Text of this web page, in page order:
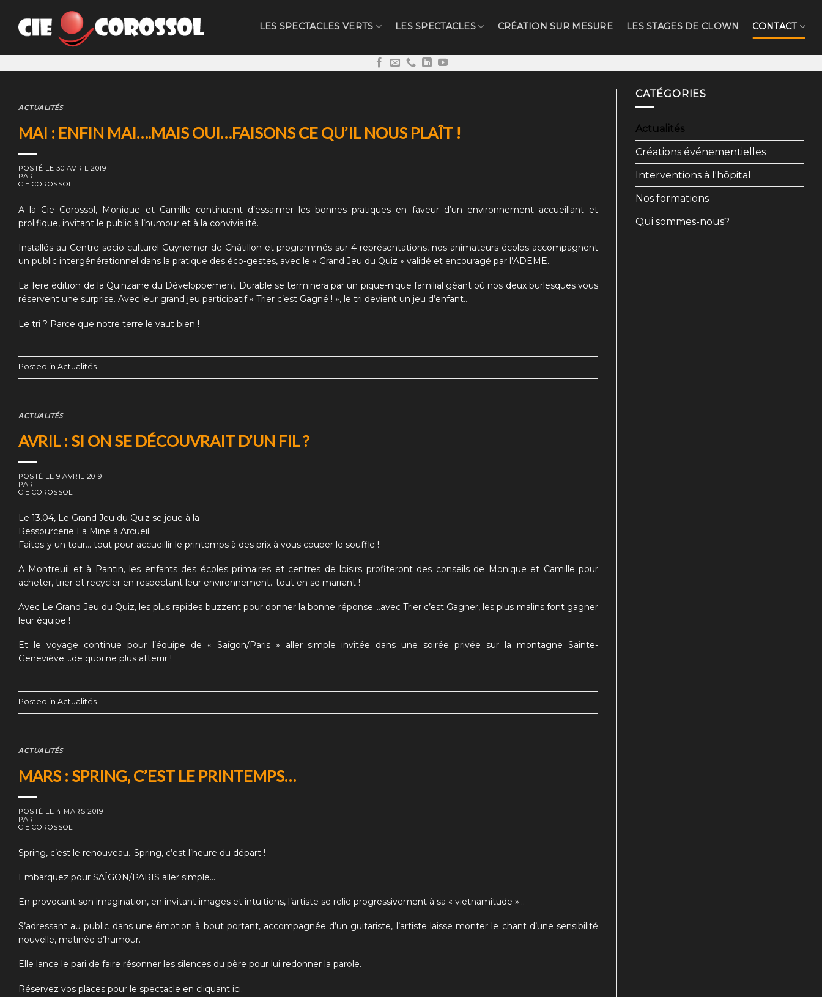
content
LES SPECTACLES VERTS LES SPECTACLES CRÉATION SUR MESURE LES STAGES DE CLOWN CONTACT
ACTUALITÉS
MAI : ENFIN MAI….MAIS OUI…FAISONS CE QU’IL NOUS PLAÎT !
POSTÉ LE30 AVRIL 2019
PAR
CIE COROSSOL
A la Cie Corossol, Monique et Camille continuent d’essaimer les bonnes pratiques en faveur d’un environnement accueillant et
prolifique, invitant le public à l’humour et à la convivialité.
Installés au Centre socio-culturel Guynemer de Châtillon et programmés sur 4 représentations, nos animateurs écolos accompagnent
un public intergénérationnel dans la pratique des éco-gestes, avec le « Grand Jeu du Quiz » validé et encouragé par l’ADEME.
La 1ere édition de la Quinzaine du Développement Durable se terminera par un pique-nique familial géant où nos deux burlesques vous
réservent une surprise. Avec leur grand jeu participatif « Trier c’est Gagné ! », le tri devient un jeu d’enfant…
Le tri ? Parce que notre terre le vaut bien !
Posted in Actualités
ACTUALITÉS
AVRIL : SI ON SE DÉCOUVRAIT D’UN FIL ?
POSTÉ LE9 AVRIL 2019
PAR
CIE COROSSOL
Le 13.04, Le Grand Jeu du Quiz se joue à la
Ressourcerie La Mine à Arcueil.
Faites-y un tour… tout pour accueillir le printemps à des prix à vous couper le souffle !
A Montreuil et à Pantin, les enfants des écoles primaires et centres de loisirs profiteront des conseils de Monique et Camille pour
acheter, trier et recycler en respectant leur environnement…tout en se marrant !
Avec Le Grand Jeu du Quiz, les plus rapides buzzent pour donner la bonne réponse….avec Trier c’est Gagner, les plus malins font gagner
leur équipe !
Et le voyage continue pour l’équipe de « Saïgon/Paris » aller simple invitée dans une soirée privée sur la montagne Sainte-
Geneviève….de quoi ne plus atterrir !
Posted in Actualités
ACTUALITÉS
MARS : SPRING, C’EST LE PRINTEMPS…
POSTÉ LE4 MARS 2019
PAR
CIE COROSSOL
Spring, c’est le renouveau…Spring, c’est l’heure du départ !
Embarquez pour SAÏGON/PARIS aller simple…
En provocant son imagination, en invitant images et intuitions, l’artiste se relie progressivement à sa « vietnamitude »…
S’adressant au public dans une émotion à bout portant, accompagnée d’un guitariste, l’artiste laisse monter le chant d’une sensibilité
nouvelle, matinée d’humour.
Elle lance le pari de faire résonner les silences du père pour lui redonner la parole.
Réservez vos places pour le spectacle en cliquant ici.
CATÉGORIES
Actualités
Créations événementielles
Interventions à l'hôpital
Nos formations
Qui sommes-nous?